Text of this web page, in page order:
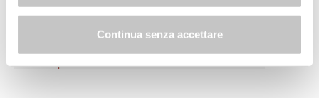
Continua senza accettare